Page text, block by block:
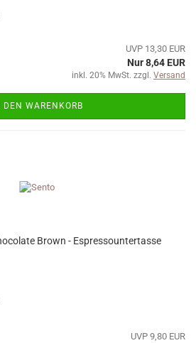
UVP 13,30 EUR
Nur 8,64 EUR
inkl. 20% MwSt. zzgl. Versand
DEN WARENKORB
Brown - Espressountertasse
UVP 9,80 EUR